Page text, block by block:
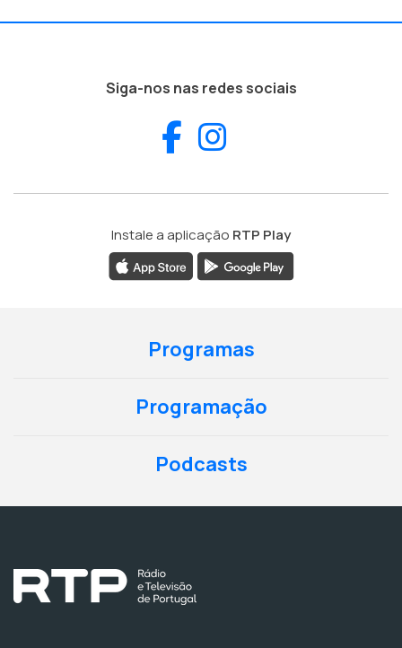
Siga-nos nas redes sociais
Facebook
Instale a aplicação RTP Play
Programas
Programação
Podcasts